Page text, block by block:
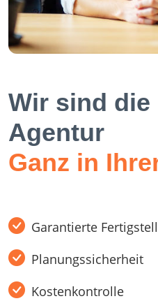
Wir sind die
Agentur
Ganz in
Garantierte
Planungssicherheit
Kostenkontrolle